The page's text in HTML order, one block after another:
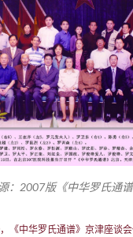
：2007版《中华罗氏通
《中华罗氏通谱》京津座谈